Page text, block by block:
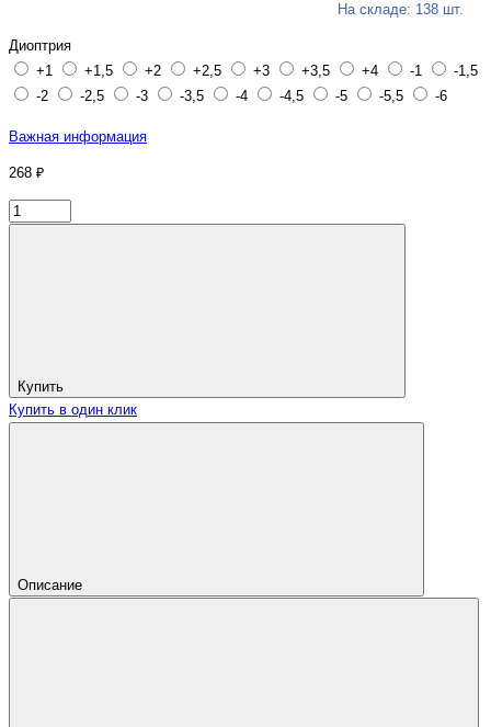
На складе: 138 шт.
Диоптрия
+1
+1,5 +2 +2,5 +3 +3,5 +4 -1
-1,5
-2
-2,5 -3 -3,5 -4 -4,5 -5 -5,5 -6
Важная информация
268 ₽
Купить
Купить в один клик
Описание